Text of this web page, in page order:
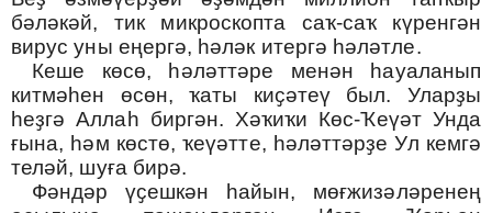
бәләкәй, тик микроскопта саҡ-саҡ күренгән
вирус уны еңергә, һәләк итергә һәләтле.
Кеше көсө, һәләттәре менән һауаланып
китмәһен өсөн, ҡаты киҫәтеү был. Уларҙы
һеҙгә Аллаһ биргән. Хәҡиҡи Көс-Ҡеүәт Унда
ғына, һәм көстө, ҡеүәтте, һәләттәрҙе Ул кемгә
теләй, шуға бирә.
Фәндәр үҫешкән һайын, мөғжизәләренең